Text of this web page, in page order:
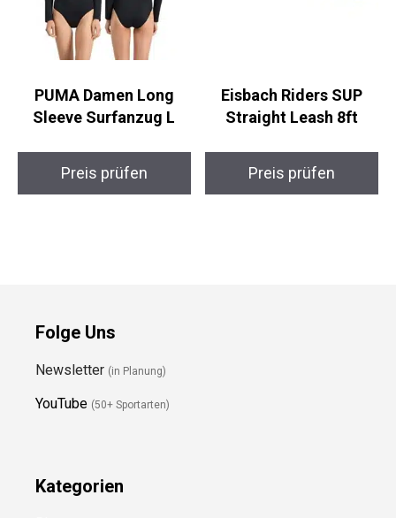
PUMA Damen Long
Sleeve Surfanzug L
Preis prüfen
Eisbach Riders SUP
Straight Leash 8ft
Preis prüfen
Folge Uns
Newsletter (in Planung)
YouTube (50+ Sportarten)
Kategorien